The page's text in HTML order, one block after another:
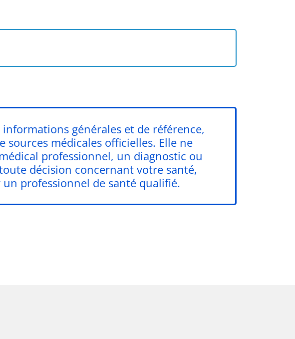
générales et de référence,
sources médicales officielles. Elle ne
professionnel, un diagnostic ou
décision concernant votre santé,
professionnel de santé qualifié.